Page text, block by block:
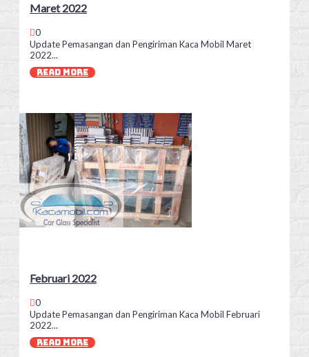
Maret 2022
0
Update Pemasangan dan Pengiriman Kaca Mobil Maret
2022...
READ MORE
Februari 2022
0
Update Pemasangan dan Pengiriman Kaca Mobil Februari
2022...
READ MORE